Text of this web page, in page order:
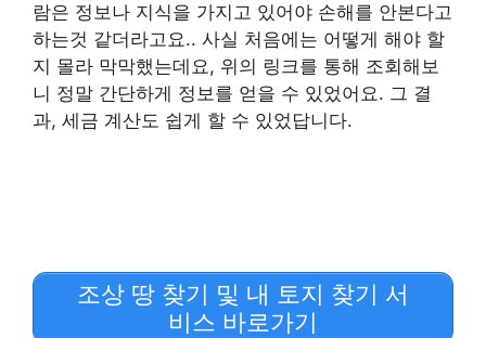
람은 정보나 지식을 가지고 있어야 손해를 안본다고
하는것 같더라고요.. 사실 처음에는 어떻게 해야 할
지 몰라 막막했는데요, 위의 링크를 통해 조회해보
니 정말 간단하게 정보를 얻을 수 있었어요. 그 결
과, 세금 계산도 쉽게 할 수 있었답니다.
조상 땅 찾기 및 내 토지 찾기 서
비스 바로가기